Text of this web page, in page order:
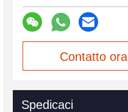
Contatto ora
Spedicaci